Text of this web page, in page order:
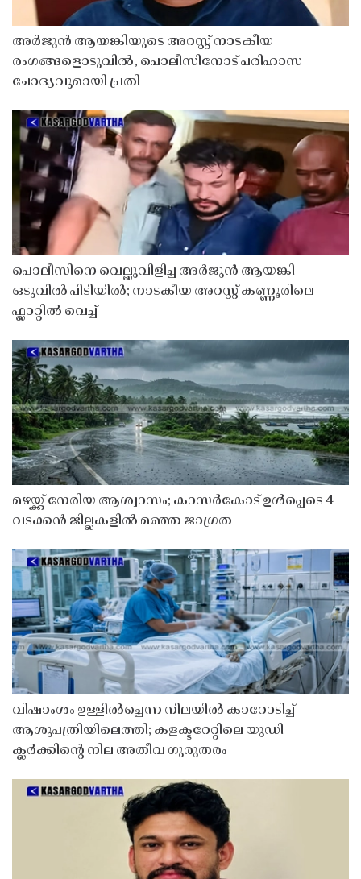
അർജുൻ ആയങ്കിയുടെ അറസ്റ്റ് നാടകീയ
രംഗങ്ങളൊടുവിൽ, പൊലീസിനോട് പരിഹാസ
ചോദ്യവുമായി പ്രതി
പൊലീസിനെ വെല്ലുവിളിച്ച അർജുൻ ആയങ്കി
ഒടുവിൽ പിടിയിൽ; നാടകീയ അറസ്റ്റ് കണ്ണൂരിലെ
ഫ്ലാറ്റിൽ വെച്ച്
മഴയ്ക്ക് നേരിയ ആശ്വാസം; കാസർകോട് ഉൾപ്പെടെ 4
വടക്കൻ ജില്ലകളിൽ മഞ്ഞ ജാഗ്രത
വിഷാംശം ഉള്ളിൽച്ചെന്ന നിലയിൽ കാറോടിച്ച്
ആശുപത്രിയിലെത്തി; കളക്ടറേറ്റിലെ യുഡി
ക്ലർക്കിൻ്റെ നില അതീവ ഗുരുതരം